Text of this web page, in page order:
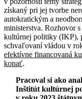
získaný pri jej tvorbe
autokratickým a
ministerstva. Rozhovor
kultúrnej politiky (IKP),
schvaľovaní vládou v
efektívne financovaná
konať.
Pracoval si ako
Inštitút kultúrnej